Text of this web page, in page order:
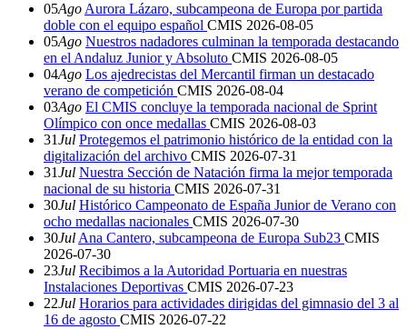
05Ago Aurora Lázaro, subcampeona de Europa por partida
doble con el equipo español CMIS 2026-08-05
05Ago Nuestros nadadores culminan la temporada destacando
en el Andaluz Junior y Absoluto CMIS 2026-08-05
04Ago Los ajedrecistas del Mercantil firman un destacado
verano de competición CMIS 2026-08-04
03Ago El CMIS concluye la temporada nacional de Sprint
Olímpico con once medallas CMIS 2026-08-03
31Jul Protegemos el patrimonio histórico de la entidad con la
digitalización del archivo CMIS 2026-07-31
31Jul Nuestra Sección de Natación firma la mejor temporada
nacional de su historia CMIS 2026-07-31
30Jul Histórico Campeonato de España Junior de Verano con
ocho medallas nacionales CMIS 2026-07-30
30Jul Ana Cantero, subcampeona de Europa Sub23 CMIS
2026-07-30
23Jul Recibimos a la Autoridad Portuaria en nuestras
Instalaciones Deportivas CMIS 2026-07-23
22Jul Horarios para actividades dirigidas del gimnasio del 3 al
16 de agosto CMIS 2026-07-22